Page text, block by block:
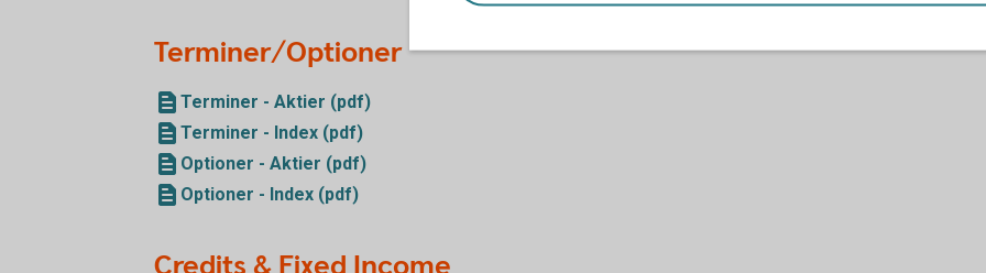
Terminer/Optioner
Terminer - Aktier (pdf)
Terminer - Index (pdf)
Optioner - Aktier (pdf)
Optioner - Index (pdf)